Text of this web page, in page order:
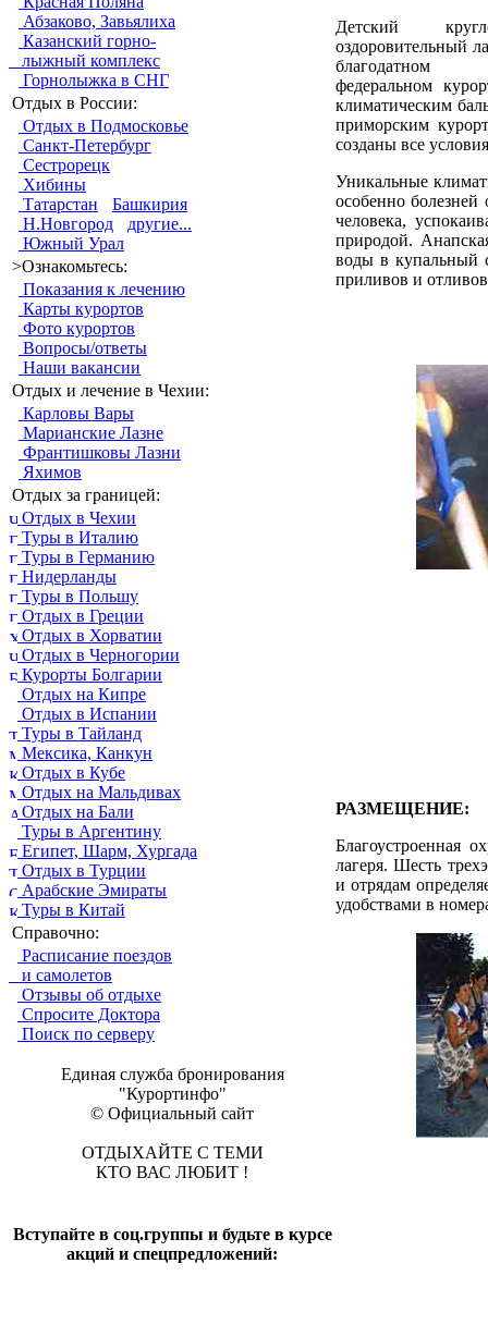
Абзаково, Завьялиха
Казанский горно-
лыжный комплекс
Горнолыжка в СНГ
Отдых в России:
Отдых в Подмосковье
Санкт-Петербург
Сестрорецк
Хибины
Татарстан
Башкирия
Н.Новгород
другие...
Южный Урал
>Ознакомьтесь:
Показания к лечению
Карты курортов
Фото курортов
Вопросы/ответы
Наши вакансии
Отдых и лечение в Чехии:
Карловы Вары
Марианские Лазне
Франтишковы Лазни
Яхимов
Отдых за границей:
Отдых в Чехии
Туры в Италию
Туры в Германию
Нидерланды
Туры в Польшу
Отдых в Греции
Отдых в Хорватии
Отдых в Черногории
Курорты Болгарии
Отдых на Кипре
Отдых в Испании
Туры в Тайланд
Мексика, Канкун
Отдых в Кубе
Отдых на Мальдивах
Отдых на Бали
Туры в Аргентину
Египет, Шарм, Хургада
Отдых в Турции
Арабские Эмираты
Туры в Китай
Справочно:
Расписание поездов
и самолетов
Отзывы об отдыхе
Спросите Доктора
Поиск по серверу
Единая служба бронирования
"Курортинфо"
© Официальный сайт
ОТДЫХАЙТЕ С ТЕМИ
КТО ВАС ЛЮБИТ !
Вступайте в соц.группы и будьте в курсе
акций и спецпредложений:
Детский
оздоровительный
благодатном
федеральном
климатическим
приморским
созданы все
Уникальные
особенно
человека,
природой.
воды в купальный
приливов и
РАЗМЕЩЕНИЕ:
Благоустроенная
лагеря. Шесть
и отрядам
удобствами в